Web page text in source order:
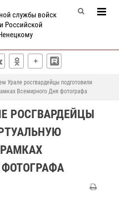
службы войск
Российской
Урале росгвардейцы подготовили
Всемирного Дня фотографа
РОСГВАРДЕЙЦЫ